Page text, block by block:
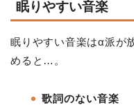
眠りやすい音楽
眠りやすい音楽はα派が
めると…。
歌詞のない音楽